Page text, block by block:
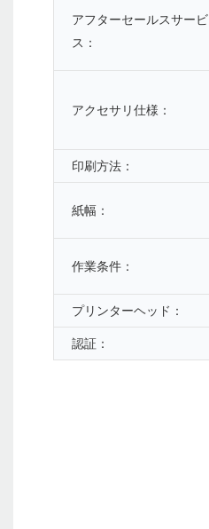
アフターセールスサービ
ス：
アクセサリ仕様：
印刷方法：
紙幅：
作業条件：
プリンターヘッド：
認証：